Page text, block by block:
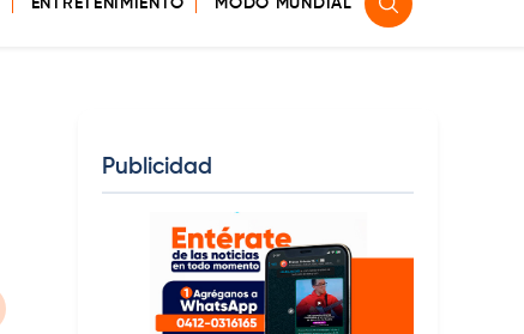
ENTRETENIMIENTO MODO MUNDIAL
Publicidad